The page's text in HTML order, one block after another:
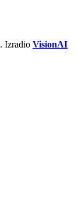
. Izradio VisionAI